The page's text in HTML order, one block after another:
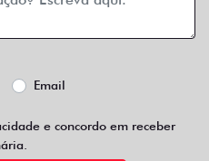
Email
e concordo em receber